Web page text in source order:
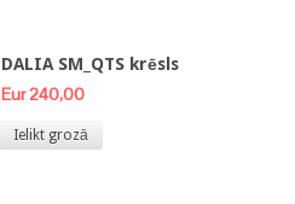
DALIA SM_QTS krēsls
Eur 240,00
Ielikt grozā